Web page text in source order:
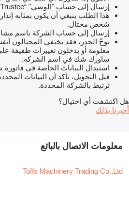
إرسال إلى حساب "الوصي" “Trustee”
هذا الطلب ينبغي أن يكون بمثابه
شخص محتال.
إرسال إلى حساب الشركة باسم
توخّ الحذر، فقد يختفي المحتالون
معلومة أو يدخلون تغييرات طفيفة
ساورك شك في اسم الشركة.
استبدال البيانات الخاصة في
قبل التحويل، تأكد أن البيانات
ترتبط بالشركة المحددة.
هل اكتشفت أي احتيال؟
أخبرنا بذلك
معلومات الاتصال بالبائع
Toffs Machinery Trading Co.,Ltd